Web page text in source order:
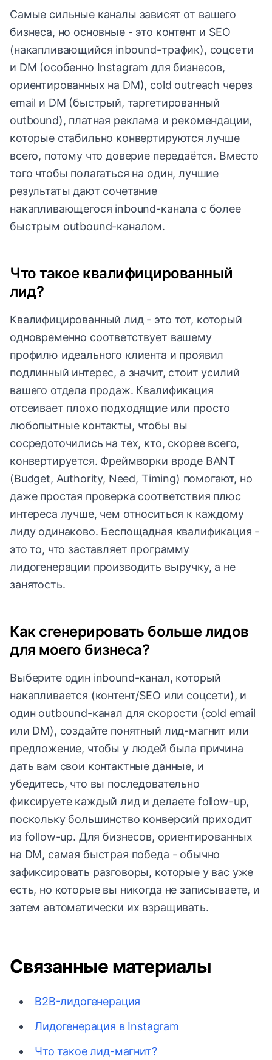
Самые сильные каналы зависят от вашего
бизнеса, но основные - это контент и SEO
(накапливающийся inbound-трафик), соцсети
и DM (особенно Instagram для бизнесов,
ориентированных на DM), cold outreach через
email и DM (быстрый, таргетированный
outbound), платная реклама и рекомендации,
которые стабильно конвертируются лучше
всего, потому что доверие передаётся. Вместо
того чтобы полагаться на один, лучшие
результаты дают сочетание
накапливающегося inbound-канала с более
быстрым outbound-каналом.
Что такое квалифицированный
лид?
Квалифицированный лид - это тот, который
одновременно соответствует вашему
профилю идеального клиента и проявил
подлинный интерес, а значит, стоит усилий
вашего отдела продаж. Квалификация
отсеивает плохо подходящие или просто
любопытные контакты, чтобы вы
сосредоточились на тех, кто, скорее всего,
конвертируется. Фреймворки вроде BANT
(Budget, Authority, Need, Timing) помогают, но
даже простая проверка соответствия плюс
интереса лучше, чем относиться к каждому
лиду одинаково. Беспощадная квалификация -
это то, что заставляет программу
лидогенерации производить выручку, а не
занятость.
Как сгенерировать больше лидов
для моего бизнеса?
Выберите один inbound-канал, который
накапливается (контент/SEO или соцсети), и
один outbound-канал для скорости (cold email
или DM), создайте понятный лид-магнит или
предложение, чтобы у людей была причина
дать вам свои контактные данные, и
убедитесь, что вы последовательно
фиксируете каждый лид и делаете follow-up,
поскольку большинство конверсий приходит
из follow-up. Для бизнесов, ориентированных
на DM, самая быстрая победа - обычно
зафиксировать разговоры, которые у вас уже
есть, но которые вы никогда не записываете, и
затем автоматически их взращивать.
Связанные материалы
B2B-лидогенерация
Лидогенерация в Instagram
Что такое лид-магнит?